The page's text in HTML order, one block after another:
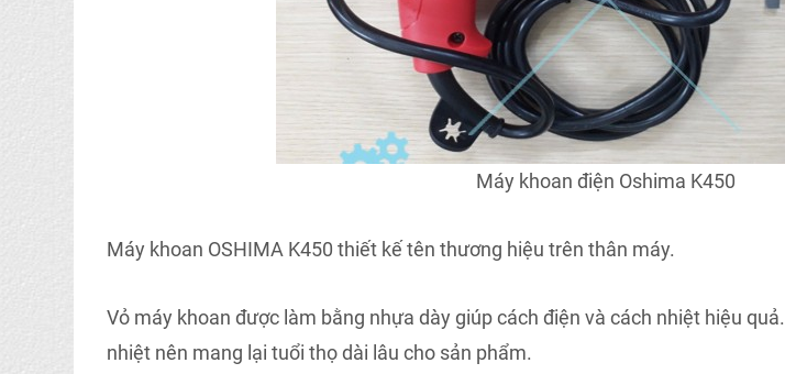
Máy khoan điện Oshima K450
Máy khoan OSHIMA K450 thiết kế tên thương hiệu trên thân máy.
Vỏ máy khoan được làm bằng nhựa dày giúp cách điện và cách nhiệt hiệu
nhiệt nên mang lại tuổi thọ dài lâu cho sản phẩm.